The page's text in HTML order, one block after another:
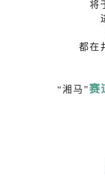
将
都在
“湘马”赛